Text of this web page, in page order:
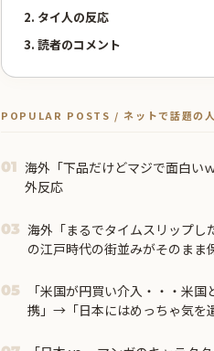
2. タイ人の反応
3. 読者のコメント
POPULAR POSTS / ネットで話題の
01 海外「下品だけどマジで面白い
外反応
03 海外「まるでタイムスリップ
の江戸時代の街並みがそのまま
05
「米国が円買い介入・・・米
携」→「日本にはめっちゃ気を